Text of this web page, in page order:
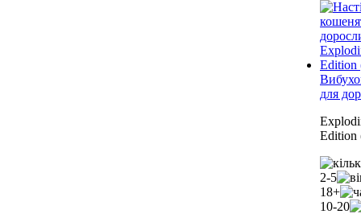
для
Edition
2-5
18+
10-20